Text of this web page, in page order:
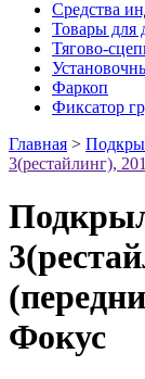
Средства
Товары для
Тягово-
Фаркоп
Фиксатор
Главная >
3(рестайлинг),
Фокус